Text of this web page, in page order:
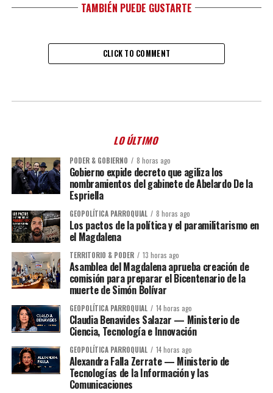
TAMBIÉN PUEDE GUSTARTE
CLICK TO COMMENT
LO ÚLTIMO
PODER & GOBIERNO 8 horas ago
Gobierno expide decreto que agiliza los
nombramientos del gabinete de Abelardo De la
Espriella
GEOPOLÍTICA PARROQUIAL 8 horas ago
Los pactos de la política y el paramilitarismo en
el Magdalena
TERRITORIO & PODER 13 horas ago
Asamblea del Magdalena aprueba creación de
comisión para preparar el Bicentenario de la
muerte de Simón Bolívar
GEOPOLÍTICA PARROQUIAL 14 horas ago
Claudia Benavides Salazar — Ministerio de
Ciencia, Tecnología e Innovación
GEOPOLÍTICA PARROQUIAL 14 horas ago
Alexandra Falla Zerrate — Ministerio de
Tecnologías de la Información y las
Comunicaciones